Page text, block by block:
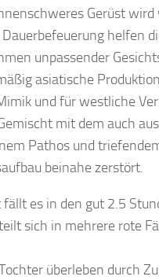
Gerüst
helfen
unpassender
asiatische
und für westliche
mit dem auch
Pathos und
beinahe zerstört.
es in den gut 2.5
sich in mehrere rote
überleben durch